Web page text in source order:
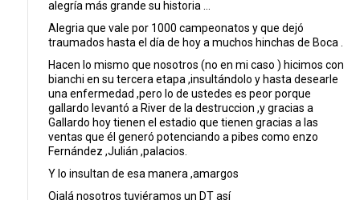
alegría más grande su historia ...
Alegria que vale por 1000 campeonatos y que dejó
traumados hasta el día de hoy a muchos hinchas de Boca .
Hacen lo mismo que nosotros (no en mi caso ) hicimos con
bianchi en su tercera etapa ,insultándolo y hasta desearle
una enfermedad ,pero lo de ustedes es peor porque
gallardo levantó a River de la destruccion ,y gracias a
Gallardo hoy tienen el estadio que tienen gracias a las
ventas que él generó potenciando a pibes como enzo
Fernández ,Julián ,palacios.
Y lo insultan de esa manera ,amargos
Ojalá nosotros tuviéramos un DT así